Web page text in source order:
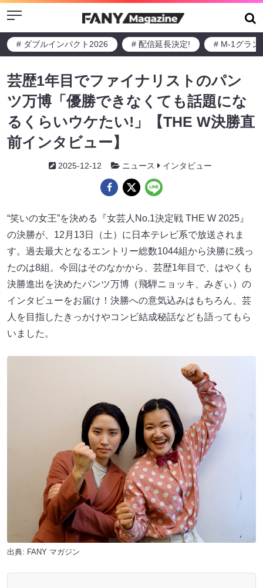
Menu
# ダブルインパクト2026 # 配信延長決定! # M-1グラン
芸歴1年目でファイナリストのパン
ツ万博「優勝できなくても話題にな
るくらいウケたい!」【THE W決勝直
前インタビュー】
2025-12-12 ニュース インタビュー
“笑いの女王”を決める『女芸人No.1決定戦 THE W 2025』
の決勝が、12月13日（土）に日本テレビ系で放送されま
す。過去最大となるエントリー総数1044組から決勝に残っ
たのは8組。今回はそのなかから、芸歴1年目で、はやくも
決勝進出を決めたパンツ万博（飛騨ニョッキ、みぎぃ）の
インタビューをお届け！決勝への意気込みはもちろん、芸
人を目指したきっかけやコンビ結成秘話なども語ってもら
いました。
出典: FANY マガジン